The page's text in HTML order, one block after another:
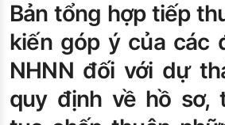
Đào tạo ISO
Bản tổng hợp tiếp
kiến góp ý của các
NHNN đối với dự
quy định về hồ sơ,